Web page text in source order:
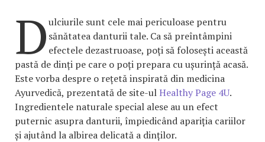
Dulciurile sunt cele mai periculoase pentru
sănătatea danturii tale. Ca să preîntâmpini
efectele dezastruoase, poți să folosești această
pastă de dinți pe care o poți prepara cu ușurință acasă.
Este vorba despre o rețetă inspirată din medicina
Ayurvedică, prezentată de site-ulHealthy Page 4U.
Ingredientele naturale special alese au un efect
puternic asupra danturii, împiedicând apariția cariilor
și ajutând la albirea delicată a dinților.